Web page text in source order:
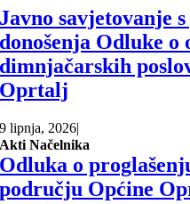
Javno savjetovanje
donošenja Odluke o
dimnjačarskih
Oprtalj
9 lipnja, 2026|
Akti Načelnika
Odluka o
području Općine